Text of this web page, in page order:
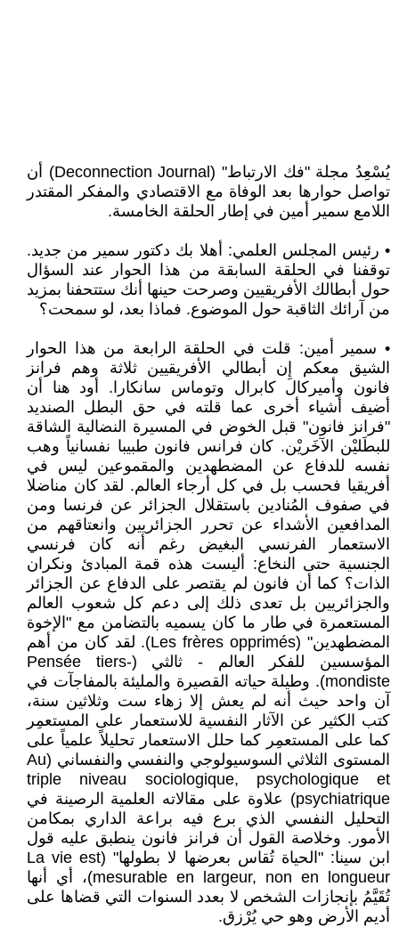
يُسْعِدُ مجلة "فك الارتباط" (Deconnection Journal) أن
تواصل حوارها بعد الوفاة مع الاقتصادي والمفكر المقتدر
اللامع سمير أمين في إطار الحلقة الخامسة.
• رئيس المجلس العلمي: أهلا بك دكتور سمير من جديد.
توقفنا في الحلقة السابقة من هذا الحوار عند السؤال
حول أبطالك الأفريقيين وصرحت حينها أنك ستتحفنا بمزيد
من آرائك الثاقبة حول الموضوع. فماذا بعد، لو سمحت؟
• سمير أمين: قلت في الحلقة الرابعة من هذا الحوار
الشيق معكم إِن أبطالي الأفريقيين ثلاثة وهم فرانز
فانون وأميركال كابرال وتوماس سانكارا. أود هنا أن
أضيف أشياء أخرى عما قلته في حق البطل الصنديد
"فرانز فانون" قبل الخوض في المسيرة النضالية الشاقة
للبطَليْن الآخَريْن. كان فرانس فانون طبيبا نفسانياً وهب
نفسه للدفاع عن المضطهدين والمقموعين ليس في
أفريقيا فحسب بل في كل أرجاء العالم. لقد كان مناضلا
في صفوف المُنادين باستقلال الجزائر عن فرنسا ومن
المدافعين الأشداء عن تحرر الجزائريين وانعتاقهم من
الاستعمار الفرنسي البغيض رغم أنه كان فرنسي
الجنسية حتى النخاع: أليست هذه قمة المبادئ ونكران
الذات؟ كما أن فانون لم يقتصر على الدفاع عن الجزائر
والجزائريين بل تعدى ذلك إلى دعم كل شعوب العالم
المستعمرة في طار ما كان يسميه بالتضامن مع "الإخوة
المضطهدين" (Les frères opprimés). لقد كان من أهم
المؤسسين للفكر العالم - ثالثي (Pensée tiers-
mondiste). وطيلة حياته القصيرة والمليئة بالمفاجآت في
آن واحد حيث أنه لم يعش إلا زهاء ست وثلاثين سنة،
كتب الكثير عن الآثار النفسية للاستعمار على المستعمِر
كما على المستعمِر كما حلل الاستعمار تحليلاً علمياً على
المستوى الثلاثي السوسيولوجي والنفسي والنفساني (Au
triple niveau sociologique, psychologique et
psychiatrique) علاوة على مقالاته العلمية الرصينة في
التحليل النفسي الذي برع فيه براعة الداري بمكامن
الأمور. وخلاصة القول أن فرانز فانون ينطبق عليه قول
ابن سينا: "الحياة تُقاس بعرضها لا بطولها" (La vie est
mesurable en largeur, non en longueur)، أي أنها
تُقَيَّمُ بإنجازات الشخص لا بعدد السنوات التي قضاها على
أديم الأرض وهو حي يُرْزق.